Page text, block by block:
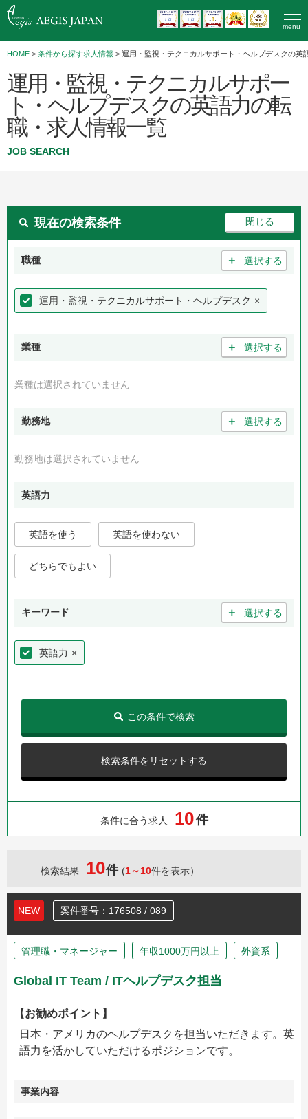
menu
HOME > 条件から探す求人情報 > 運用・監視・テクニカルサポート・ヘルプデスクの英
運用・監視・テクニカルサポー
ト・ヘルプデスクの英語力の転
職・求人情報一覧
JOB SEARCH
現在の検索条件
職種 ＋ 選択する
運用・監視・テクニカルサポート・ヘルプデスク ×
業種 ＋ 選択する
業種は選択されていません
勤務地 ＋ 選択する
勤務地は選択されていません
英語力
英語を使う 英語を使わない
どちらでもよい
キーワード ＋ 選択する
英語力 ×
検索条件をリセットする
この条件で検索
条件に合う求人 10件
検索結果 10件 (1～10件を表示）
NEW 案件番号：176508 / 089
管理職・マネージャー 年収1000万円以上 外資系
Global IT Team / ITヘルプデスク担当
【お勧めポイント】
日本・アメリカのヘルプデスクを担当いただきます。英
語力を活かしていただけるポジションです。
事業内容